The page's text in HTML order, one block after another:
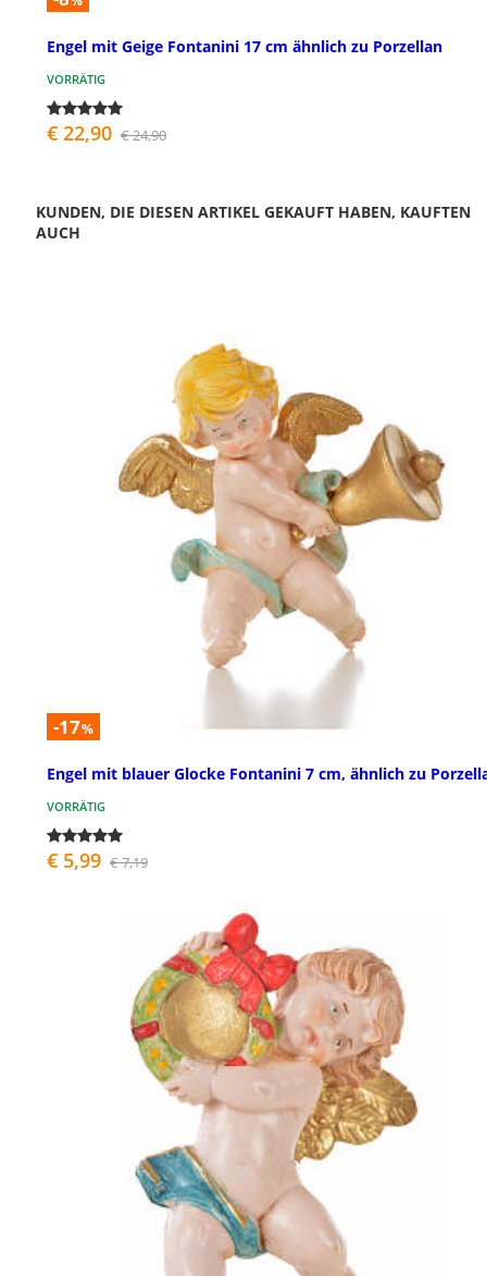
Engel mit Geige Fontanini 17 cm ähnlich zu Porzellan
VORRÄTIG
€ 22,90 € 24,90
KUNDEN, DIE DIESEN ARTIKEL GEKAUFT HABEN, KAUFTEN
AUCH
-17%
Engel mit blauer Glocke Fontanini 7 cm, ähnlich zu
VORRÄTIG
€ 5,99 € 7,19